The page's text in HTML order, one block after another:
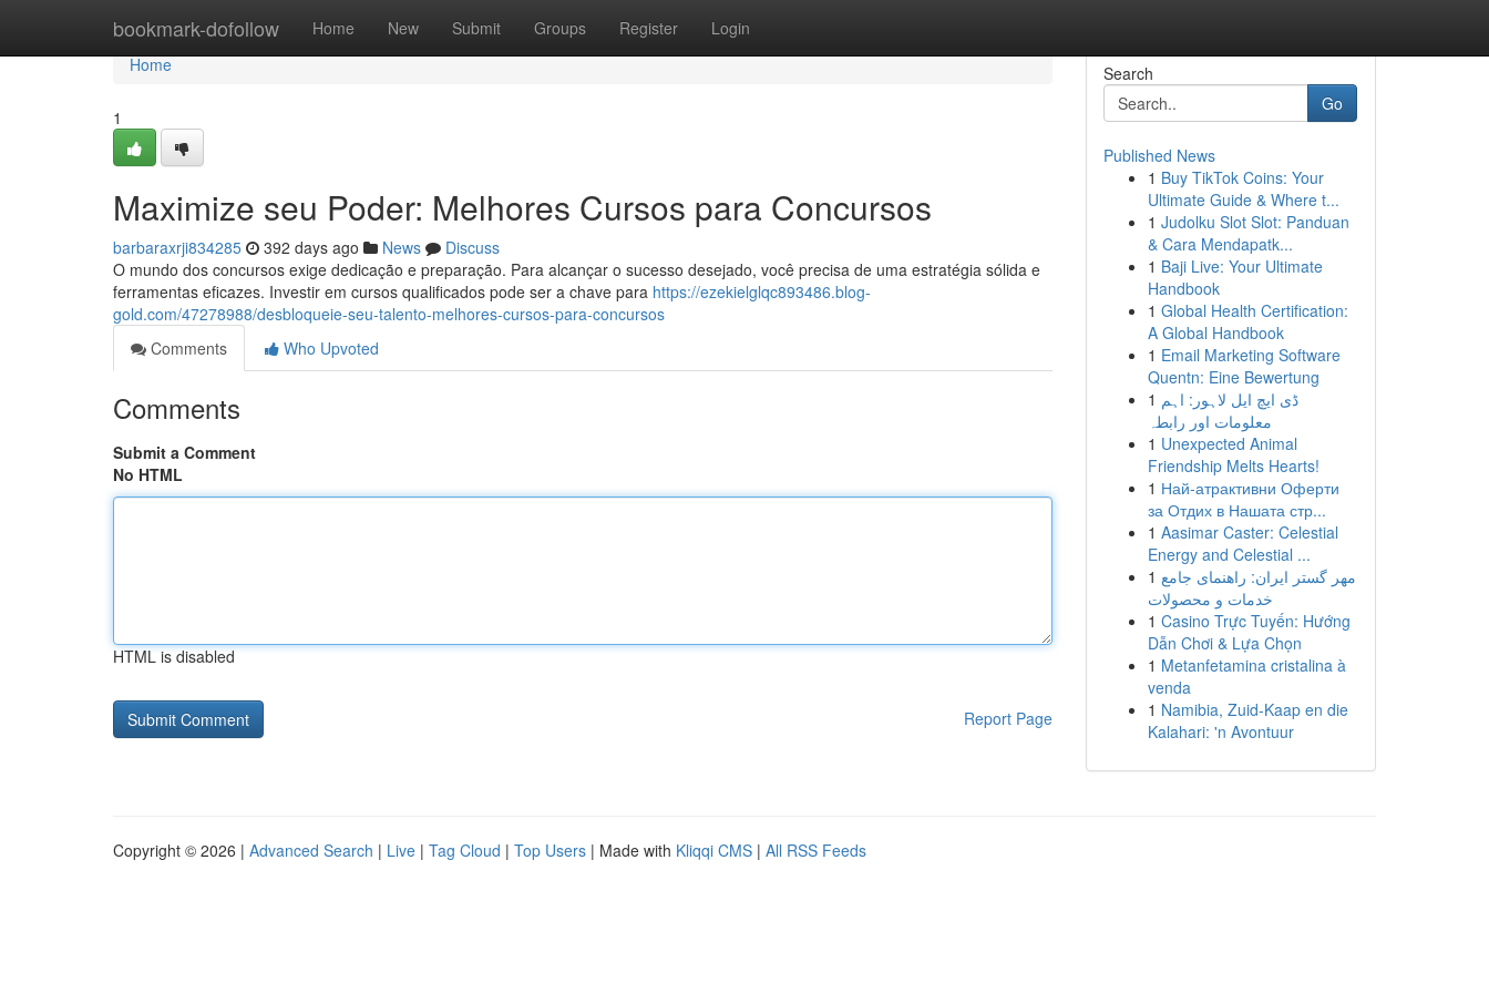
bookmark-dofollow Home New Submit Groups Register Login
Home
Home
1
Maximize seu Poder: Melhores Cursos para Concursos
barbaraxrji834285 392 days ago News
Discuss
O mundo dos concursos exige dedicação e preparação. Para alcançar o sucesso desejado, você precisa de uma estratégia sólida e
ferramentas eficazes. Investir em cursos qualificados pode ser a chave para https://ezekielglqc893486.blog-
gold.com/47278988/desbloqueie-seu-talento-melhores-cursos-para-concursos
Comments
Who Upvoted
Comments
Submit a Comment
No HTML
HTML is disabled
Report Page
Search
Go
Published News
1 Buy TikTok Coins: Your
Ultimate Guide & Where t...
1 Judolku Slot Slot: Panduan
& Cara Mendapatk...
1 Baji Live: Your Ultimate
Handbook
1 Global Health Certification:
A Global Handbook
1 Email Marketing Software
Quentn: Eine Bewertung
1 ڈی ایچ ایل لاہور: اہم
معلومات اور رابطہ
1 Unexpected Animal
Friendship Melts Hearts!
1 Най-атрактивни Оферти
за Отдих в Нашата стр...
1 Aasimar Caster: Celestial
Energy and Celestial ...
1 مهر گستر ایران: راهنمای جامع
خدمات و محصولات
1 Casino Trực Tuyến: Hướng
Dẫn Chơi & Lựa Chọn
1 Metanfetamina cristalina à
venda
1 Namibia, Zuid-Kaap en die
Kalahari: 'n Avontuur
Copyright © 2026 | Advanced Search | Live | Tag Cloud | Top Users | Made with Kliqqi CMS | All RSS Feeds